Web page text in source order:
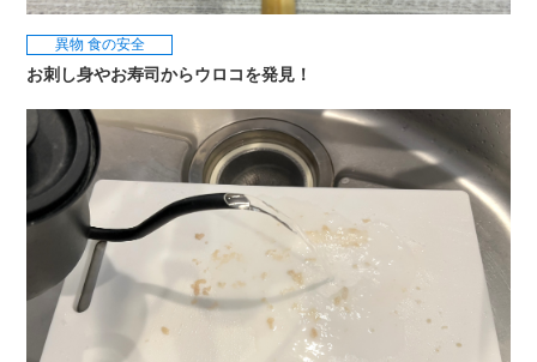
異物 食の安全
お刺し身やお寿司からウロコを発見！